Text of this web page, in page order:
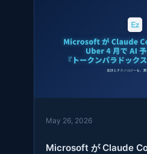
May 26, 2026
Microsoft が Claude